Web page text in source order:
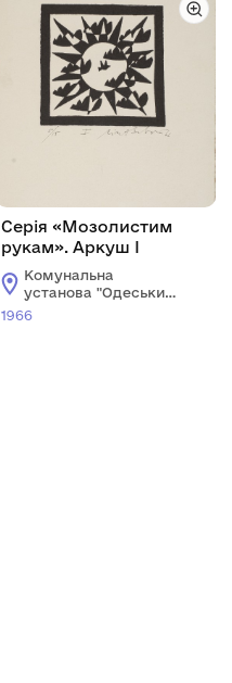
Серія «Мозолистим
рукам». Аркуш I
Комунальна
установа "Одеський
національний
1966